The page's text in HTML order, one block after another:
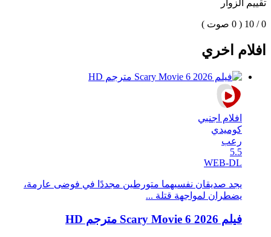
تقييم الزوار
0 / 10 ( 0 صوت )
افلام اخري
افلام اجنبي
كوميدي
رعب
5.5
WEB-DL
يجد صديقان نفسيهما متورطين مجددًا في فوضى عارمة،
يضطران لمواجهة قتلة ...
فيلم Scary Movie 6 2026 مترجم HD